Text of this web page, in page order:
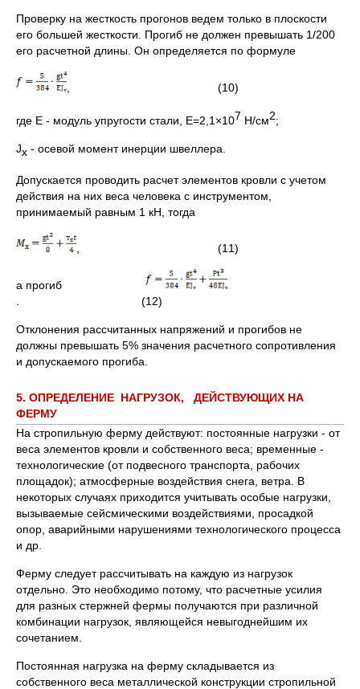
Проверку на жесткость прогонов ведем только в плоскости
его большей жесткости. Прогиб не должен превышать 1/200
его расчетной длины. Он определяется по формуле
, (10)
где Е - модуль упругости стали, Е=2,1×107 Н/см2;
Jх - осевой момент инерции швеллера.
Допускается проводить расчет элементов кровли с учетом
действия на них веса человека с инструментом,
принимаемый равным 1 кН, тогда
, (11)
а прогиб
. (12)
Отклонения рассчитанных напряжений и прогибов не
должны превышать 5% значения расчетного сопротивления
и допускаемого прогиба.
5. ОПРЕДЕЛЕНИЕ НАГРУЗОК, ДЕЙСТВУЮЩИХ НА
ФЕРМУ
На стропильную ферму действуют: постоянные нагрузки - от
веса элементов кровли и собственного веса; временные -
технологические (от подвесного транспорта, рабочих
площадок); атмосферные воздействия снега, ветра. В
некоторых случаях приходится учитывать особые нагрузки,
вызываемые сейсмическими воздействиями, просадкой
опор, аварийными нарушениями технологического процесса
и др.
Ферму следует рассчитывать на каждую из нагрузок
отдельно. Это необходимо потому, что расчетные усилия
для разных стержней фермы получаются при различной
комбинации нагрузок, являющейся невыгоднейшим их
сочетанием.
Постоянная нагрузка на ферму складывается из
собственного веса металлической конструкции стропильной